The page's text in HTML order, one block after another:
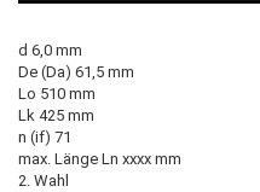
d 6,0 mm
De (Da) 61,5 mm
Lo 510 mm
Lk 425 mm
n (if) 71
max. Länge Ln xxxx mm
2. Wahl